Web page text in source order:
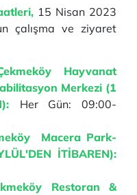
15 Nisan 2023
çalışma ve ziyaret
Hayvanat
Merkezi (1
Her Gün: 09:00-
Macera Park-
İTİBAREN):
Restoran &